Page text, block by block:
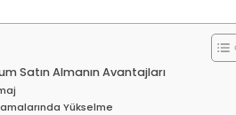
Satın Almanın Avantajları
Yükselme